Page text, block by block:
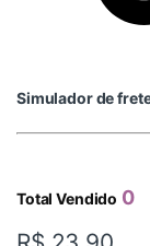
Simulador de
Total Vendido 0